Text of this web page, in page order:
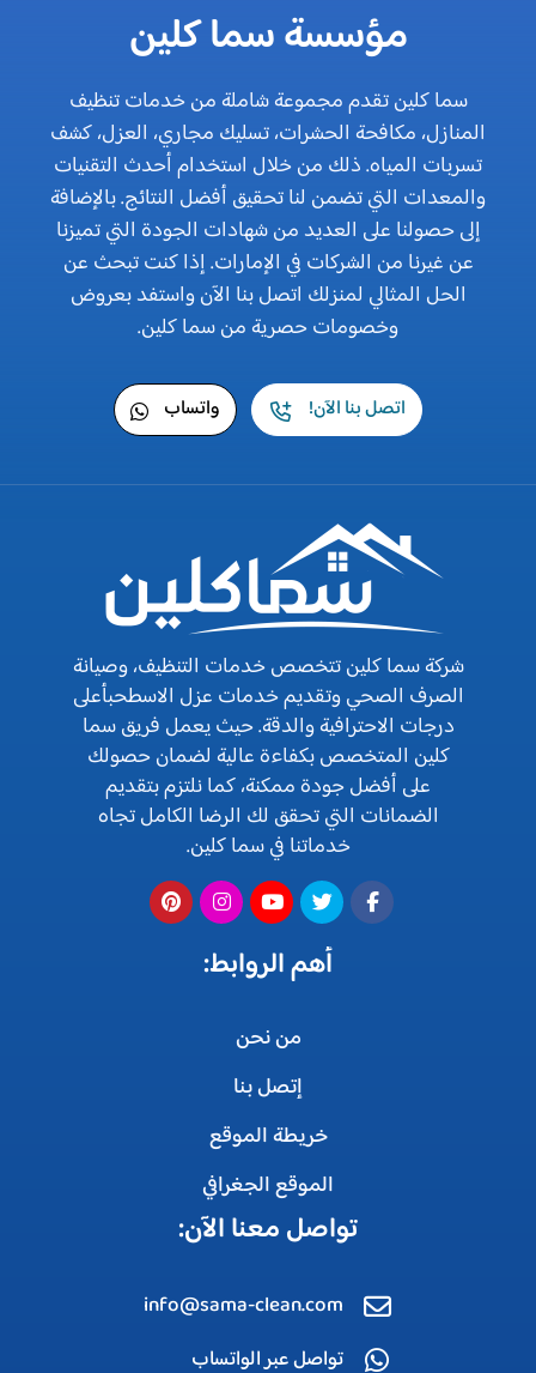
مؤسسة سما كلين
سما كلين تقدم مجموعة شاملة من خدمات تنظيف
المنازل، مكافحة الحشرات، تسليك مجاري، العزل، كشف
تسربات المياه. ذلك من خلال استخدام أحدث التقنيات
والمعدات التي تضمن لنا تحقيق أفضل النتائج. بالإضافة
إلى حصولنا على العديد من شهادات الجودة التي تميزنا
عن غيرنا من الشركات في الإمارات. إذا كنت تبحث عن
الحل المثالي لمنزلك اتصل بنا الآن واستفد بعروض
وخصومات حصرية من سما كلين.
اتصل بنا الآن! واتساب
شركة سما كلين تتخصص خدمات التنظيف، وصيانة
الصرف الصحي وتقديم خدمات عزل الاسطحبأعلى
درجات الاحترافية والدقة. حيث يعمل فريق سما
كلين المتخصص بكفاءة عالية لضمان حصولك
على أفضل جودة ممكنة، كما نلتزم بتقديم
الضمانات التي تحقق لك الرضا الكامل تجاه
خدماتنا في سما كلين.
أهم الروابط:
من نحن
إتصل بنا
خريطة الموقع
الموقع الجغرافي
تواصل معنا الآن:
info@sama-clean.com
تواصل عبر الواتساب